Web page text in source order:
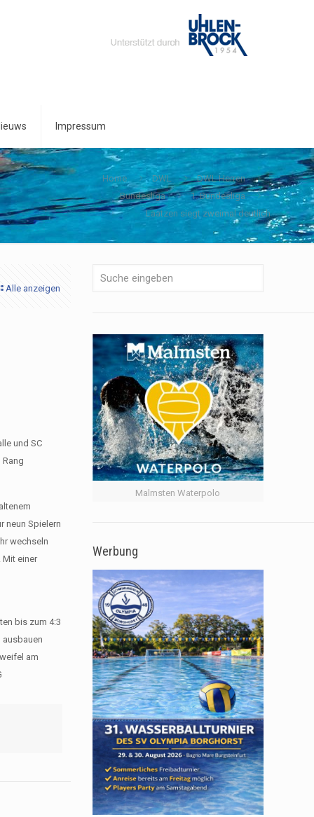
Impressum
Home DWL
DWL Herren
Bundesliga
1. Bundesliga
Laatzen siegt zweimal deutlich
Alle anzeigen
und SC
neun Spielern
wechseln
Mit einer
bis zum 4:3
am
Malmsten Waterpolo
Werbung